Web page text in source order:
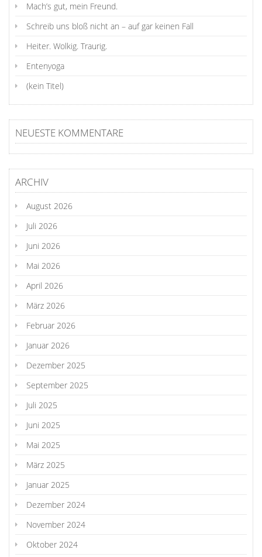
Mach’s gut, mein Freund.
Schreib uns bloß nicht an – auf gar keinen Fall
Heiter. Wolkig. Traurig.
Entenyoga
(kein Titel)
NEUESTE KOMMENTARE
ARCHIV
August 2026
Juli 2026
Juni 2026
Mai 2026
April 2026
März 2026
Februar 2026
Januar 2026
Dezember 2025
September 2025
Juli 2025
Juni 2025
Mai 2025
März 2025
Januar 2025
Dezember 2024
November 2024
Oktober 2024